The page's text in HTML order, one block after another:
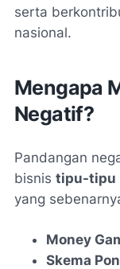
serta
nasional.
Mengapa
Negatif?
Pandangan
bisnis tipu-tipu
yang
Money
Skema